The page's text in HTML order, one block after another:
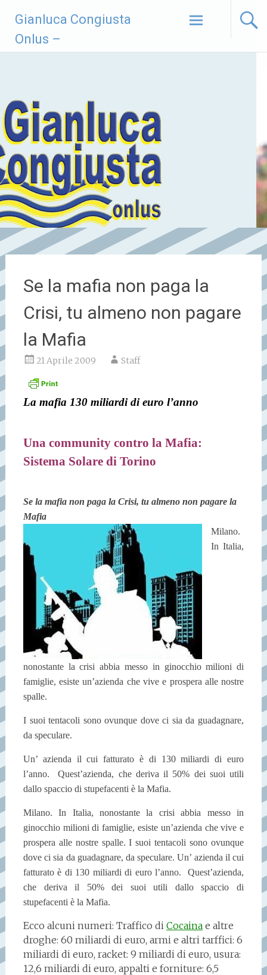
contenuto
Gianluca Congiusta
Onlus –
Se la mafia non paga la
Crisi, tu almeno non pagare
la Mafia
21 Aprile 2009 Staff
La mafia 130 miliardi di euro l’anno
Una community contro la Mafia:
Sistema Solare di Torino
Se la mafia non paga la Crisi, tu almeno non pagare la
Mafia
Milano.
In Italia,
nonostante la crisi abbia messo in ginocchio milioni di
famiglie, esiste un’azienda che vive e prospera alle nostre
spalle.
I suoi tentacoli sono ovunque dove ci sia da guadagnare,
da speculare.
Un’ azienda il cui fatturato è di 130 miliardi di euro
l’anno.Quest’azienda, che deriva il 50% dei suoi utili
dallo spaccio di stupefacenti è la Mafia.
Milano. In Italia, nonostante la crisi abbia messo in
ginocchio milioni di famiglie, esiste un’azienda che vive e
prospera alle nostre spalle. I suoi tentacoli sono ovunque
dove ci sia da guadagnare, da speculare. Un’ azienda il cui
fatturato è di 130 miliardi di euro l’anno. Quest’azienda,
che deriva il 50% dei suoi utili dallo spaccio di
stupefacenti è la Mafia.
Ecco alcuni numeri: Traffico di Cocainae altre
droghe: 60 miliardi di euro, armi e altri tarffici: 6
miliardi di euro, racket: 9 miliardi di euro, usura:
12,6 miliardi di euro, appalti e forniture: 6,5